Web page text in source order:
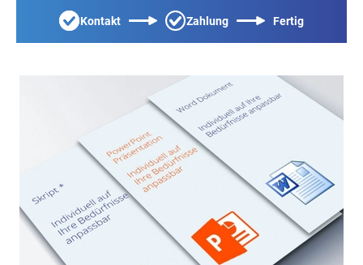
Kontakt Zahlung Fertig